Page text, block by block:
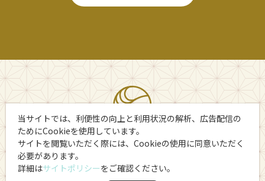
当サイトでは、利便性の向上と利用状況の解析、広告配信の
ためにCookieを使用しています。
サイトを閲覧いただく際には、Cookieの使用に同意いただく
必要があります。
詳細はサイトポリシーをご確認ください。